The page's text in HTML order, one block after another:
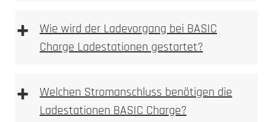
Fundament Bewehrungsplan
+
Wie wird der Ladevorgang bei BASIC
Charge Ladestationen gestartet?
+
Welchen Stromanschluss benötigen die
Ladestationen BASIC Charge?